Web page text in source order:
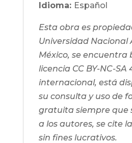
Idioma: Español
Esta obra es
Universidad Nacional
México, se encuentra
licencia CC BY-NC-SA
internacional, está
su consulta y uso de
gratuita siempre que
a los autores, se cite
sin fines lucrativos.